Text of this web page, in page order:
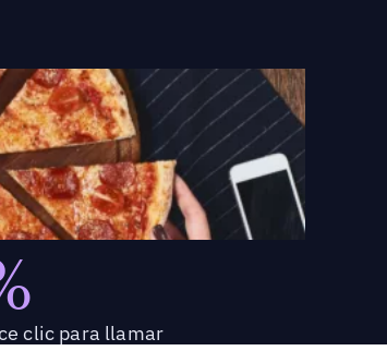
clic para llamar